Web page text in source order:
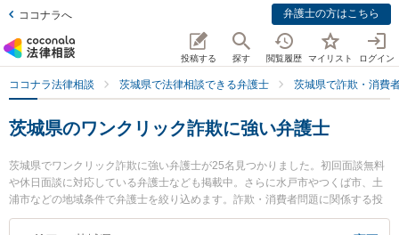
ココナラへ 弁護士の方はこちら
投稿する 探す 閲覧履歴 マイリスト ログイン
ココナラ法律相談 茨城県で法律相談できる弁護士 茨城県で詐欺・消費
茨城県のワンクリック詐欺に強い弁護士
茨城県でワンクリック詐欺に強い弁護士が25名見つかりました。初回面談無料
や休日面談に対応している弁護士なども掲載中。さらに水戸市やつくば市、土
浦市などの地域条件で弁護士を絞り込めます。詐欺・消費者問題に関係する投
資詐欺や副業詐欺、FX詐欺等の細かな分野での絞り込み検索もでき便利です。